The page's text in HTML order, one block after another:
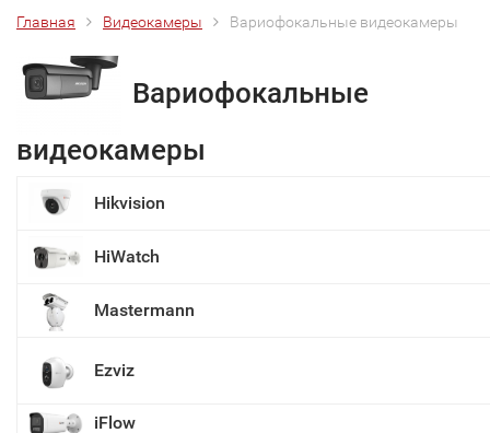
Главная Видеокамеры Вариофокальные видеокамеры
Вариофокальные
видеокамеры
Hikvision
HiWatch
Mastermann
Ezviz
iFlow